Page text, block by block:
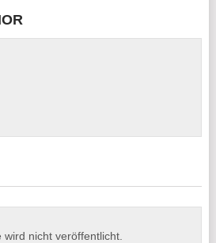
nicht veröffentlicht.